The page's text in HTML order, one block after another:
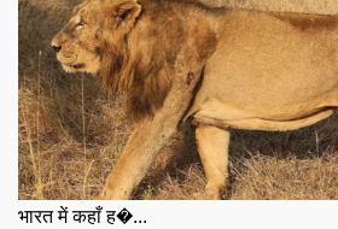
भारत में कहाँ ह�...